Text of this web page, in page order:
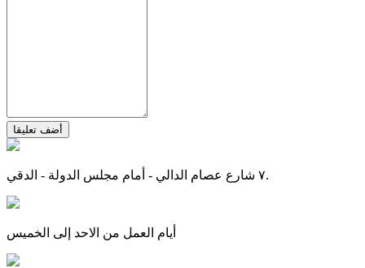
أضف تعليقا
٧ شارع عصام الدالي - أمام مجلس الدولة - الدقي.
أيام العمل من الاحد إلى الخميس